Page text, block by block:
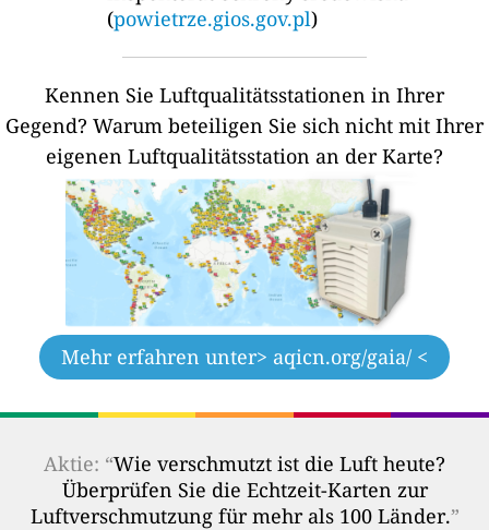
(powietrze.gios.gov.pl)
Kennen Sie Luftqualitätsstationen in Ihrer
Gegend? Warum beteiligen Sie sich nicht mit Ihrer
eigenen Luftqualitätsstation an der Karte?
Mehr erfahren unter> aqicn.org/gaia/ <
Aktie: “Wie verschmutzt ist die Luft heute?
Überprüfen Sie die Echtzeit-Karten zur
Luftverschmutzung für mehr als 100 Länder.”